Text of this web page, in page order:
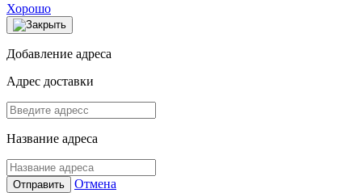
Хорошо
Добавление адреса
Адрес доставки
Название адреса
Отправить Отмена